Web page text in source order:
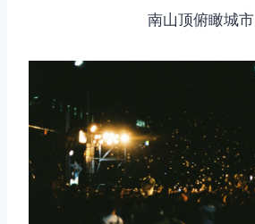
南山顶俯瞰城市